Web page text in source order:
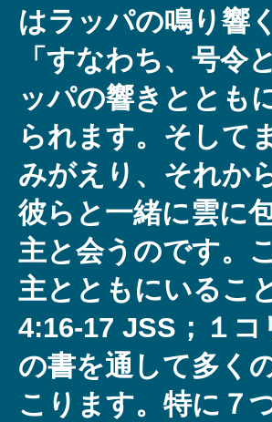
はラッパの鳴り響
「すなわち、号令
ッパの響きととも
られます。そして
みがえり、それか
彼らと一緒に雲に
主と会うのです。
主とともにいるこ
4:16-17 JSS；１
の書を通して多く
こります。特に７